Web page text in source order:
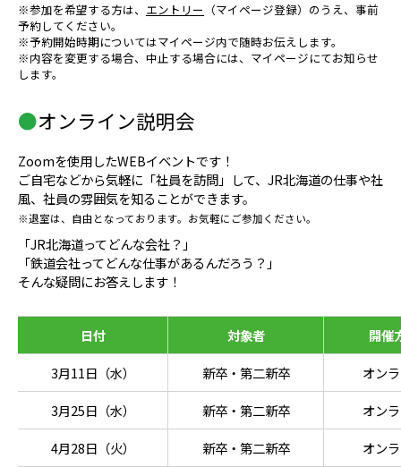
※参加を希望する方は、 エントリー （マイページ登録）のうえ、事前
予約してください。
※予約開始時期についてはマイページ内で随時お伝えします。
※内容を変更する場合、中止する場合には、マイページにてお知らせ
します。
●オンライン説明会
Zoomを使用したWEBイベントです！
ご自宅などから気軽に「社員を訪問」して、JR北海道の仕事や社
風、社員の雰囲気を知ることができます。
※退室は、自由となっております。お気軽にご参加ください。
「JR北海道ってどんな会社？」
「鉄道会社ってどんな仕事があるんだろう？」
そんな疑問にお答えします！
日付 対象者
開催
3月11日（水）
新卒・第二新卒
オン
3月25日（水）
新卒・第二新卒
オン
4月28日（火）
新卒・第二新卒
オン